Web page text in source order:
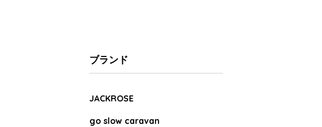
ブランド
JACKROSE
go slow caravan